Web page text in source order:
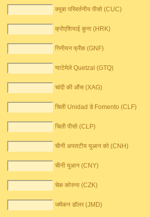
क्यूबा परिवर्तनीय पीसो (CUC)
क्रोएशियाई कुना (HRK)
गिनीयन फ्रैंक (GNF)
ग्वाटेमेले Quetzal (GTQ)
चांदी की औंस (XAG)
चिली Unidad डे Fomento (CLF)
चिली पीसो (CLP)
चीनी अपतटीय युआन को (CNH)
चीनी युआन (CNY)
चेक कोरुना (CZK)
जमैकन डॉलर (JMD)